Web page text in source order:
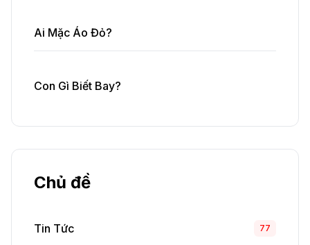
Ai Mặc Áo Đỏ?
Con Gì Biết Bay?
Chủ đề
Tin Tức 77